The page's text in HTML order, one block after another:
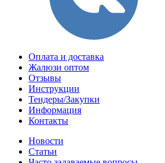
Оплата и доставка
Жалюзи оптом
Отзывы
Инструкции
Тендеры/Закупки
Информация
Контакты
Новости
Статьи